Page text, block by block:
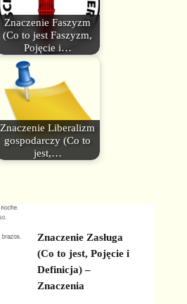
Znaczenie Faszyzm
(Co to jest Faszyzm,
Pojęcie i…
Znaczenie Liberalizm
gospodarczy (Co to
jest,…
Znaczenie Zasługa
(Co to jest, Pojęcie i
Definicja) –
Znaczenia